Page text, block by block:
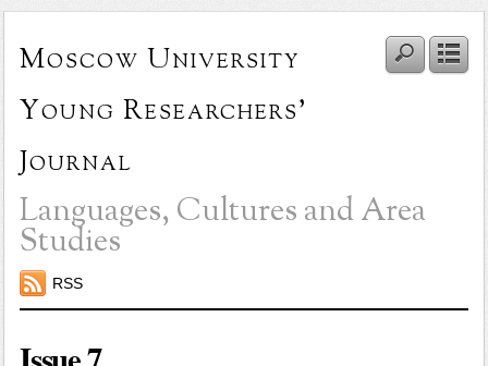
Moscow University
Young Researchers'
Journal
Languages, Cultures and Area
Studies
RSS